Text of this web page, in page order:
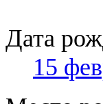
Дата
15